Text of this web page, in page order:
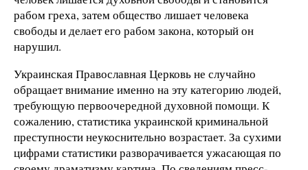
рабом греха, затем общество лишает человека
свободы и делает его рабом закона, который он
нарушил.
Украинская Православная Церковь не случайно
обращает внимание именно на эту категорию людей,
требующую первоочередной духовной помощи. К
сожалению, статистика украинской криминальной
преступности неукоснительно возрастает. За сухими
цифрами статистики разворачивается ужасающая по